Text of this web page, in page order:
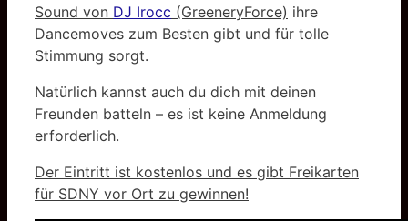
Sound von DJ Irocc (GreeneryForce) ihre
Dancemoves zum Besten gibt und für tolle
Stimmung sorgt.
Natürlich kannst auch du dich mit deinen
Freunden batteln – es ist keine Anmeldung
erforderlich.
Der Eintritt ist kostenlos und es gibt Freikarten
für SDNY vor Ort zu gewinnen!